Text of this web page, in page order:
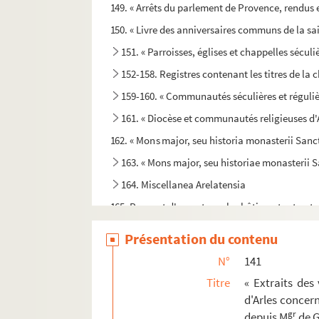
149. « Arrêts du parlement de Provence,
150. « Livre des anniversaires communs de la
151. « Parroisses, églises et chappelles
152-158. Registres contenant les titres de
159-160. « Communautés séculières et
161. « Diocèse et communautés religieuses
162. « Mons major, seu historia monasterii
163. « Mons major, seu historiae
164. Miscellanea Arelatensia
165. Rapport d'experts sur les bâtiments et
167. « Troisième livre de visite de la maison de
169. « Histoire des religieuses Augustines de
Présentation du contenu
N°
141
Titre
« Extraits des
d'Arles
gr